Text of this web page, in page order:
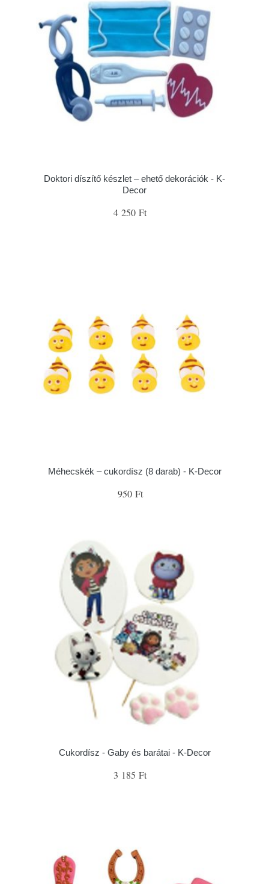
Doktori díszítő készlet – ehető dekorációk - K-
Decor
4 250 Ft
Méhecskék – cukordísz (8 darab) - K-Decor
950 Ft
Cukordísz - Gaby és barátai - K-Decor
3 185 Ft